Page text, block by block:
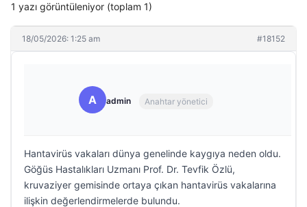
1 yazı görüntüleniyor (toplam 1)
18/05/2026: 1:25 am #18152
A admin Anahtar yönetici
Hantavirüs vakaları dünya genelinde kaygıya neden oldu.
Göğüs Hastalıkları Uzmanı Prof. Dr. Tevfik Özlü,
kruvaziyer gemisinde ortaya çıkan hantavirüs vakalarına
ilişkin değerlendirmelerde bulundu.